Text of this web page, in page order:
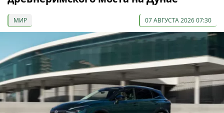
МИР 07 АВГУСТА 2026 07:30